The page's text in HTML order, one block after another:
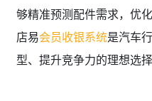
够精准预测配件需求，优
店易会员收银系统是汽车
型、提升竞争力的理想选择